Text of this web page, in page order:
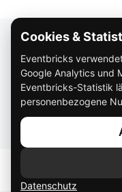
Über Eventbricks
So funktioniert
Impressum
Datenschutz
Cookies &
Eventbricks
Google Analytics und
Eventbricks-Statistik
personenbezogene
Datenschutz